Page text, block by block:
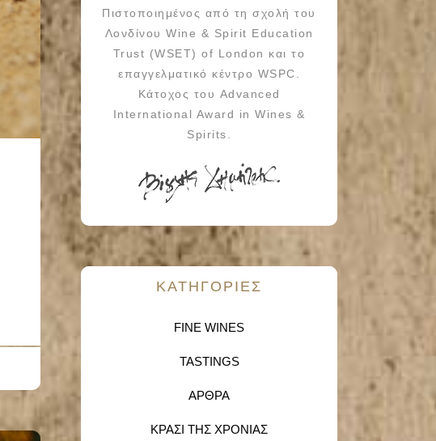
Πιστοποιημένος από τη σχολή του
Λονδίνου Wine & Spirit Education
Trust (WSET) of London και το
επαγγελματικό κέντρο WSPC.
Κάτοχος του Advanced
International Award in Wines &
Spirits.
KΑΤΗΓΟΡΙΕΣ
FINE WINES
TASTINGS
ΑΡΘΡΑ
ΚΡΑΣΙ ΤΗΣ ΧΡΟΝΙΑΣ